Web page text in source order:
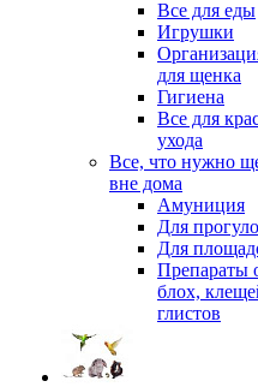
Все для еды
Игрушки
для щенка
Гигиена
Все для
ухода
Все, что нужно
вне дома
Амуниция
Для
Для
Препараты
блох,
глистов